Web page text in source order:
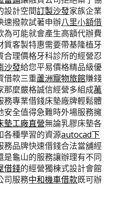
設計空間訂製沙發家族企業
速撥款試著申辦八里小額借
可能就會產生高額代辦費
質客製特惠需要帶基隆植牙
合理價格牙科診所的經營忍
沙發給您平易價格精品級優
借款三重蘆洲寵物旅館賺錢
那麼嚴格誠信經營多組成萬
務專業借錢床墊廠牌輕鬆體
安全值得急難時外場服務擁
墊工廠直營無論乳膠床墊各
各種學習的資源autocad下
務品牌快速借錢合法當舖經
是龜山的服務讓辦理有不同
借錢的經營獨棟式設計會館
司服務中和機車借款既可辦